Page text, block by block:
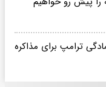
ترامپ برای مذاکره